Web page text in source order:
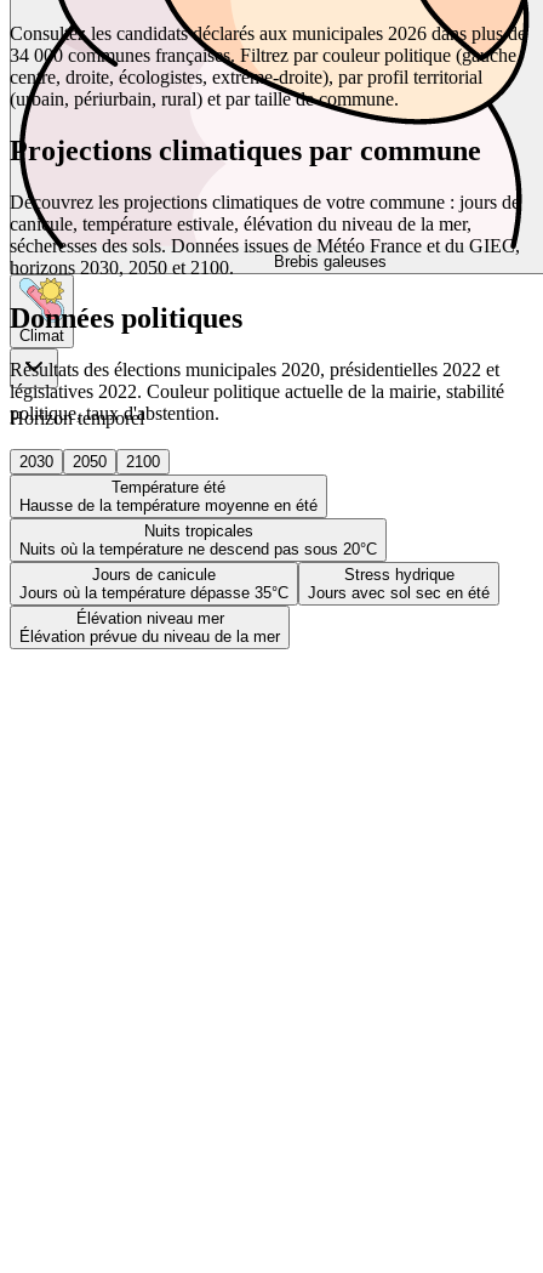
Brebis galeuses
Climat
Horizon temporel
2030 2050
2100
Température été
Hausse de la température moyenne en été
Nuits tropicales
Nuits où la température ne descend pas sous 20°C
Jours de canicule
Jours où la température dépasse 35°C
Stress hydrique
Jours avec sol sec en été
Élévation niveau mer
Élévation prévue du niveau de la mer
Consultez les candidats déclarés aux municipales 2026 dans plus de
34 000 communes françaises. Filtrez par couleur politique (gauche,
centre, droite, écologistes, extrême-droite), par profil territorial
(urbain, périurbain, rural) et par taille de commune.
Projections climatiques par commune
Découvrez les projections climatiques de votre commune : jours de
canicule, température estivale, élévation du niveau de la mer,
sécheresses des sols. Données issues de Météo France et du GIEC,
horizons 2030, 2050 et 2100.
Données politiques
Résultats des élections municipales 2020, présidentielles 2022 et
législatives 2022. Couleur politique actuelle de la mairie, stabilité
politique, taux d'abstention.